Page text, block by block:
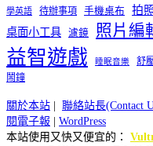
學英語 待辦事項 手機桌布 拍
桌面小工具 濾鏡 照片編
益智遊戲 睡眠音樂 舒
鬧鐘
關於本站 聯絡站長(Contact
閱電子報
WordPress
本站使用又快又便宜的：